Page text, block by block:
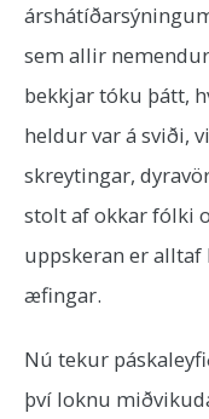
sem allir
bekkjar tóku þátt,
heldur var á sviði,
skreytingar,
stolt af okkar fólki
uppskeran er
æfingar.
Nú tekur
því loknu